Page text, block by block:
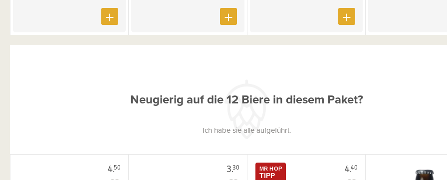
Neugierig auf die 12 Biere in diesem Paket?
Ich habe sie alle aufgeführt.
4.50 3.30 4.40
MR HOP
TIPP